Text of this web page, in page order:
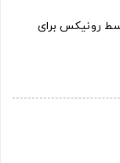
رونیکس برای